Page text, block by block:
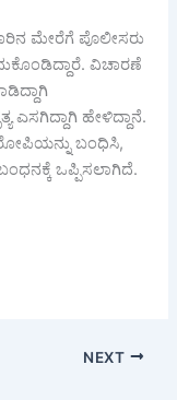
ಮೇರೆಗೆ ಪೊಲೀಸರು
ವಿಚಾರಣೆ
ಎಸಗಿದ್ದಾಗಿ ಹೇಳಿದ್ದಾನೆ.
ಬಂಧಿಸಿ,
ಒಪ್ಪಿಸಲಾಗಿದೆ.
NEXT